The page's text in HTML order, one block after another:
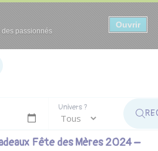
des passionnés
Ouvrir
Univers ?
Fête des Mères 2024 –